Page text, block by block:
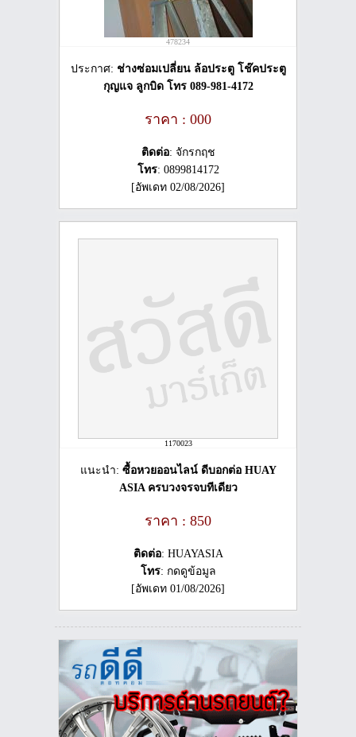
478234
ประกาศ: ช่างซ่อมเปลี่ยน ล้อประตู โช๊คประตู
กุญแจ ลูกบิด โทร 089-981-4172
ราคา : 000
ติดต่อ: จักรกฤช
โทร: 0899814172
[อัพเดท 02/08/2026]
1170023
แนะนำ: ซื้อหวยออนไลน์ ดีบอกต่อ HUAY
ASIA ครบวงจรจบทีเดียว
ราคา : 850
ติดต่อ: HUAYASIA
โทร: กดดูข้อมูล
[อัพเดท 01/08/2026]